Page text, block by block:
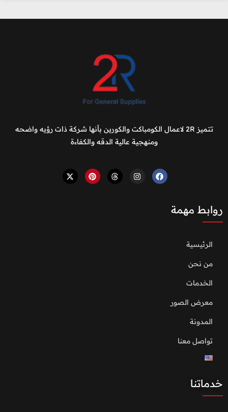
تتميز 2R لاعمال الكومباكت والكورين بأنها شركة ذات رؤيه واضحه
ومنهجية عالية الدقه والكفاءة
روابط مهمة
الرئيسية
من نحن
الخدمات
معرض الصور
المدونة
تواصل معنا
خدماتنا